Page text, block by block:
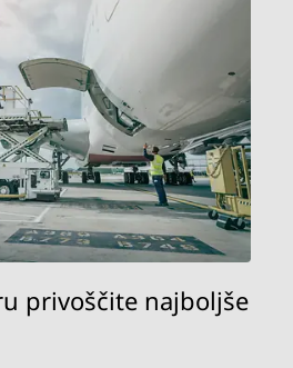
privoščite najboljše